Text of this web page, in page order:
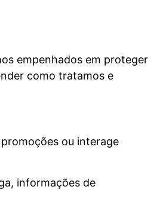
empenhados em proteger
como tratamos e
ou interage
informações de